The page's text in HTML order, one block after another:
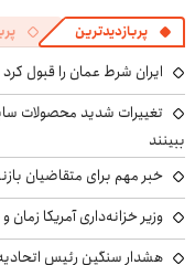
پربازدیدترین
ایران شرط عمان را قبول کرد
ببینند
خبر مهم برای متقاضیان بازنشستگی:
وزیر خزانه‌داری آمریکا زمان
هشدار سنگین رئیس